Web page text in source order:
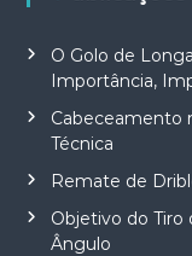
O Golo de
Importância,
Cabeceamento
Técnica
Remate de
Objetivo do Tiro
Ângulo